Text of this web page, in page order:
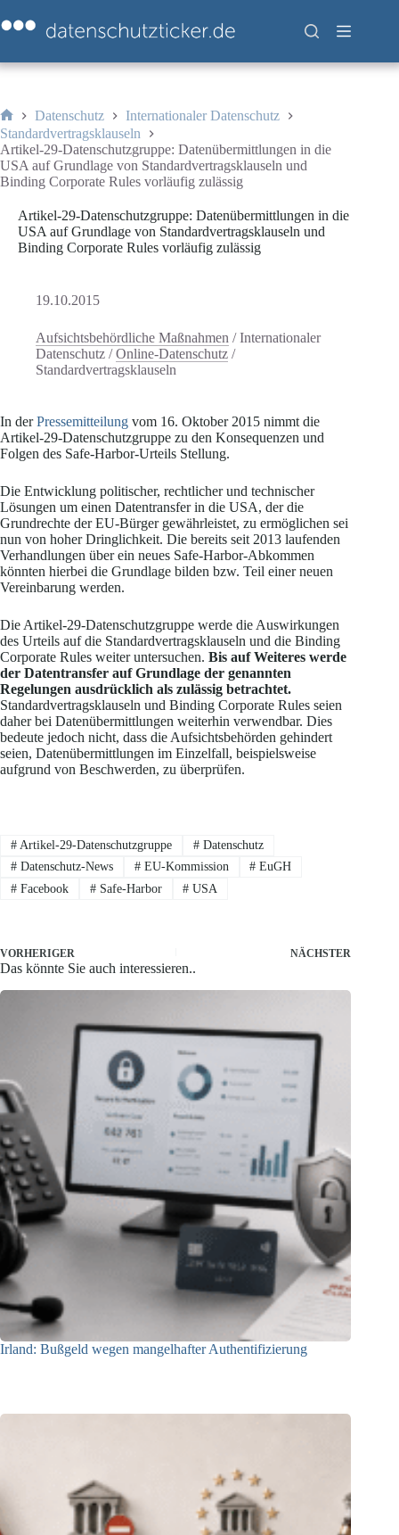
Inhalt
springen
Start
Datenschutz
Internationaler Datenschutz
Standardvertragsklauseln
Artikel-29-Datenschutzgruppe: Datenübermittlungen in die
USA auf Grundlage von Standardvertragsklauseln und
Binding Corporate Rules vorläufig zulässig
Artikel-29-Datenschutzgruppe: Datenübermittlungen in die
USA auf Grundlage von Standardvertragsklauseln und
Binding Corporate Rules vorläufig zulässig
19.10.2015
Aufsichtsbehördliche Maßnahmen /Internationaler
Datenschutz /Online-Datenschutz /
Standardvertragsklauseln
In derPressemitteilung vom 16. Oktober 2015 nimmt die
Artikel-29-Datenschutzgruppe zu den Konsequenzen und
Folgen des Safe-Harbor-Urteils Stellung.
Die Entwicklung politischer, rechtlicher und technischer
Lösungen um einen Datentransfer in die USA, der die
Grundrechte der EU-Bürger gewährleistet, zu ermöglichen sei
nun von hoher Dringlichkeit. Die bereits seit 2013 laufenden
Verhandlungen über ein neues Safe-Harbor-Abkommen
könnten hierbei die Grundlage bilden bzw. Teil einer neuen
Vereinbarung werden.
Die Artikel-29-Datenschutzgruppe werde die Auswirkungen
des Urteils auf die Standardvertragsklauseln und die Binding
Corporate Rules weiter untersuchen. Bis auf Weiteres werde
der Datentransfer auf Grundlage der genannten
Regelungen ausdrücklich als zulässig betrachtet.
Standardvertragsklauseln und Binding Corporate Rules seien
daher bei Datenübermittlungen weiterhin verwendbar. Dies
bedeute jedoch nicht, dass die Aufsichtsbehörden gehindert
seien, Datenübermittlungen im Einzelfall, beispielsweise
aufgrund von Beschwerden, zu überprüfen.
#Artikel-29-Datenschutzgruppe #Datenschutz
#Datenschutz-News #EU-Kommission # EuGH
#Facebook #Safe-Harbor # USA
VORHERIGER NÄCHSTER
Das könnte Sie auch interessieren..
Irland: Bußgeld wegen mangelhafter Authentifizierung